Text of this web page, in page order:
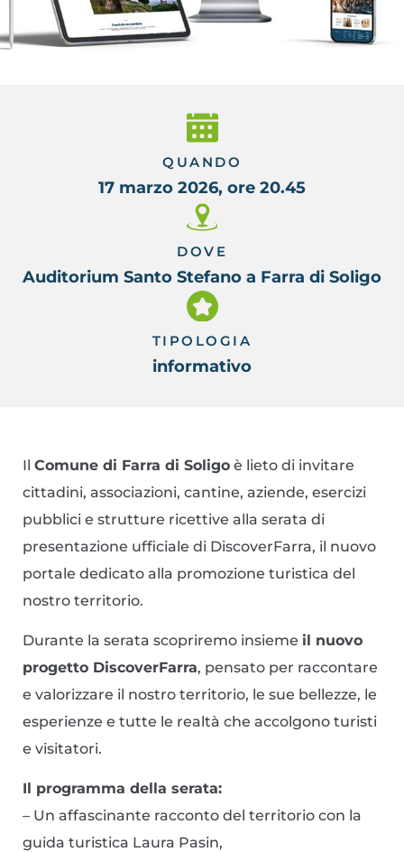
QUANDO
17 marzo 2026, ore 20.45
DOVE
Auditorium Santo Stefano a Farra di Soligo
TIPOLOGIA
informativo
Il Comune di Farra di Soligo è lieto di invitare
cittadini, associazioni, cantine, aziende, esercizi
pubblici e strutture ricettive alla serata di
presentazione ufficiale di DiscoverFarra, il nuovo
portale dedicato alla promozione turistica del
nostro territorio.
Durante la serata scopriremo insieme il nuovo
progetto DiscoverFarra, pensato per raccontare
e valorizzare il nostro territorio, le sue bellezze, le
esperienze e tutte le realtà che accolgono turisti
e visitatori.
Il programma della serata:
– Un affascinante racconto del territorio con la
guida turistica Laura Pasin,